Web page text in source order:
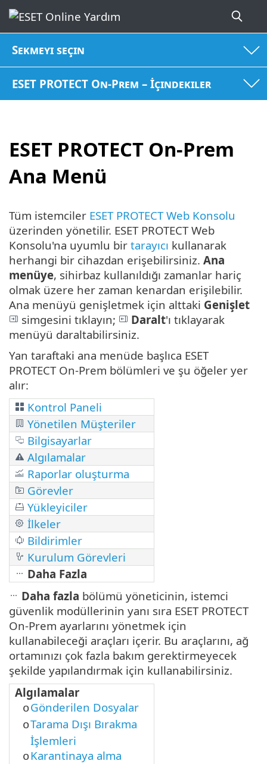
Sekmeyi seçin
ESET PROTECT On-Prem – İçindekiler
ESET PROTECT On-Prem
Ana Menü
Tüm istemciler ESET PROTECT Web Konsolu
üzerinden yönetilir. ESET PROTECT Web
Konsolu'na uyumlu bir tarayıcı kullanarak
herhangi bir cihazdan erişebilirsiniz. Ana
menüye, sihirbaz kullanıldığı zamanlar hariç
olmak üzere her zaman kenardan erişilebilir.
Ana menüyü genişletmek için alttaki Genişlet
simgesini tıklayın;
Daralt'ı tıklayarak
menüyü daraltabilirsiniz.
Yan taraftaki ana menüde başlıca ESET
PROTECT On-Prem bölümleri ve şu öğeler yer
alır:
Kontrol Paneli
Yönetilen Müşteriler
Bilgisayarlar
Algılamalar
Raporlar oluşturma
Görevler
Yükleyiciler
İlkeler
Bildirimler
Kurulum Görevleri
Daha Fazla
Daha fazla bölümü yöneticinin, istemci
güvenlik modüllerinin yanı sıra ESET PROTECT
On-Prem ayarlarını yönetmek için
kullanabileceği araçları içerir. Bu araçlarını, ağ
ortamınızı çok fazla bakım gerektirmeyecek
şekilde yapılandırmak için kullanabilirsiniz.
Algılamalar
oGönderilen Dosyalar
oTarama Dışı Bırakma
İşlemleri
oKarantinaya alma